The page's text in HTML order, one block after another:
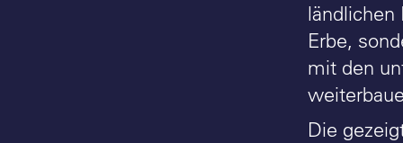
ländlichen
Erbe,
mit den
Die